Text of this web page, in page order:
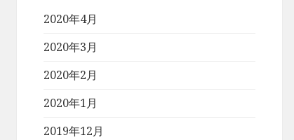
2020年4月
2020年3月
2020年2月
2020年1月
2019年12月